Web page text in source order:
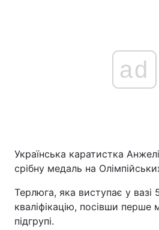
Головна
Економіка
ad
Українська каратистка
срібну медаль на
Терлюга, яка виступає у вазі
кваліфікацію, посівши перше
підгрупі.